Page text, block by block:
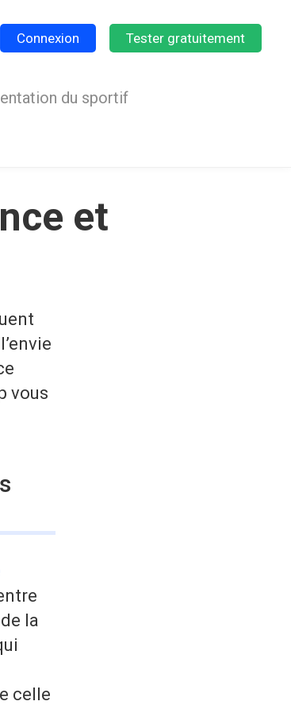
Connexion Tester gratuitement
du sportif
et
vous
la
celle